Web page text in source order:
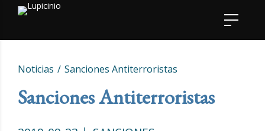
Noticias Sanciones Antiterroristas
Sanciones Antiterroristas